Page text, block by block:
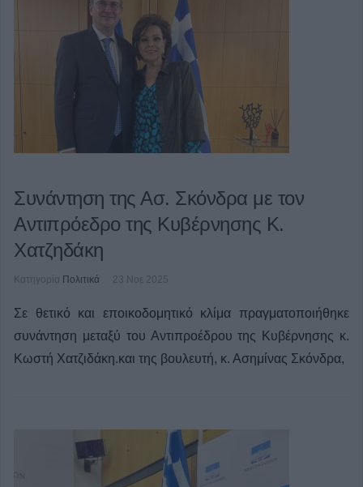
Συνάντηση της Ασ. Σκόνδρα με τον
Αντιπρόεδρο της Κυβέρνησης Κ.
Χατζηδάκη
Κατηγορία Πολιτικά 23 Νοε 2025
Σε θετικό και εποικοδομητικό κλίμα πραγματοποιήθηκε
συνάντηση μεταξύ του Αντιπροέδρου της Κυβέρνησης κ.
Κωστή Χατζιδάκη.και της βουλευτή, κ. Ασημίνας Σκόνδρα,